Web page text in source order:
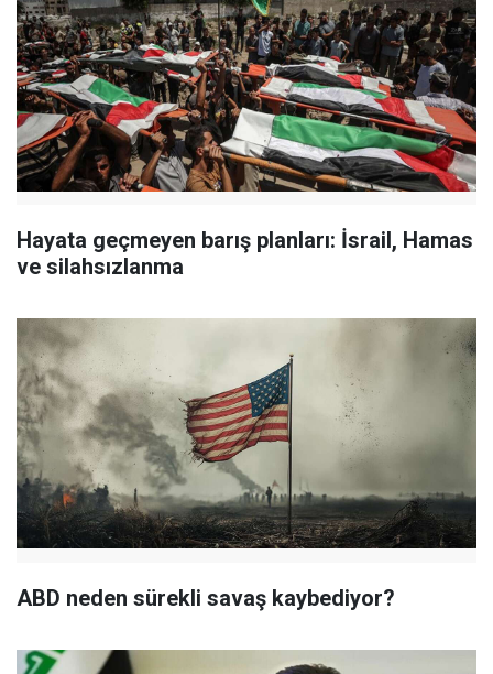
Hayata geçmeyen barış planları: İsrail, Hamas
ve silahsızlanma
ABD neden sürekli savaş kaybediyor?